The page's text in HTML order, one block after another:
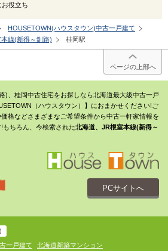
お役立ち
HOUSETOWN(ハウスタウン)中古一戸建て
線(新得～釧路) 桂岡駅
ページの上部へ
)、桂岡中古住宅をお探しなら北海道最大級中古一戸
（ハウスタウン）】におまかせください!ご
格などさまざまなご希望条件から中古一軒家情報を
もちろん、今検索された北海道、JR根室本線(新得～
PCサイトへ
一戸建て
北海道新築マンション